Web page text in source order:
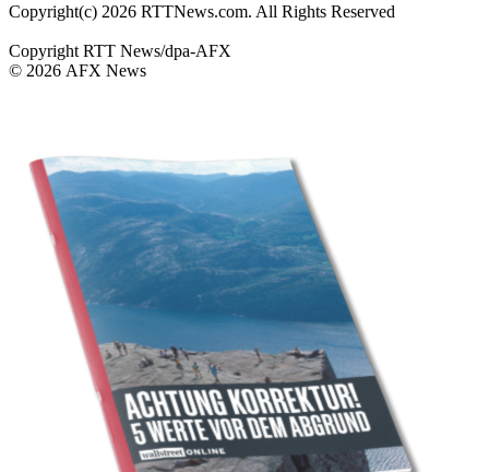
Copyright(c) 2026 RTTNews.com. All Rights Reserved
Copyright RTT News/dpa-AFX
© 2026 AFX News